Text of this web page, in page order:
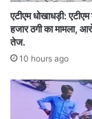
जीपीएस से
देर रात तक
अंतिम स्थिति
एटीएम धोखाधड़ी:
हजार ठगी का मामला,
तेज.
10 hours ago